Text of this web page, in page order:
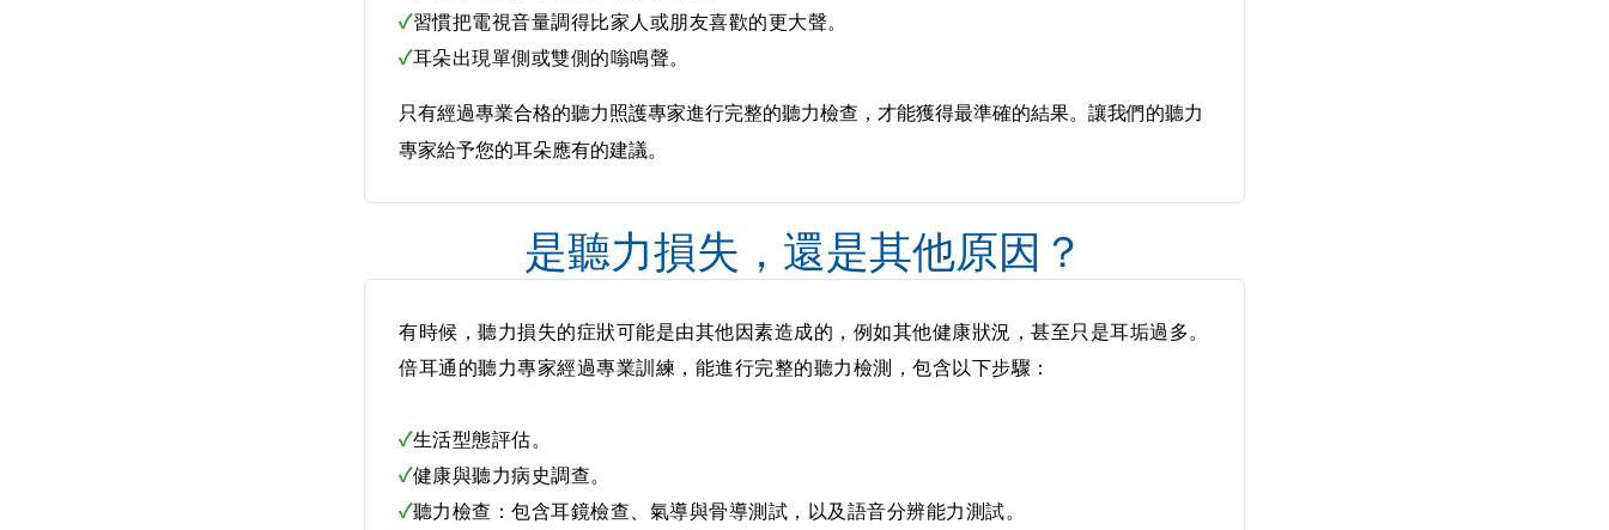
✓習慣把電視音量調得比家人或朋友喜歡的更大聲。
✓耳朵出現單側或雙側的嗡鳴聲。
只有經過專業合格的聽力照護專家進行完整的聽力檢查，才能獲得最準確的結果。讓我們的聽力
專家給予您的耳朵應有的建議。
是聽力損失，還是其他原因？
有時候，聽力損失的症狀可能是由其他因素造成的，例如其他健康狀況 ，甚至只是耳垢過多。
倍耳通的聽力專家經過專業訓練，能進行完整的聽力檢測，包含以下步驟：
✓生活型態評估。
✓健康與聽力病史調查。
✓聽力檢查 ：包含耳鏡檢查、氣導與骨導測試，以及語音分辨能力測試。